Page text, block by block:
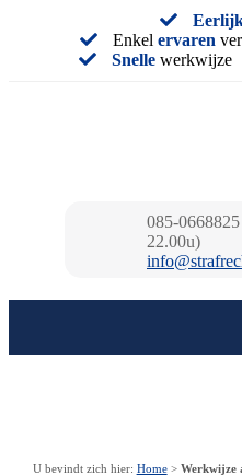
Enkel ervaren
Snelle werkwijze
085-
22.00u)
U bevindt zich hier: Home> Werkwijze